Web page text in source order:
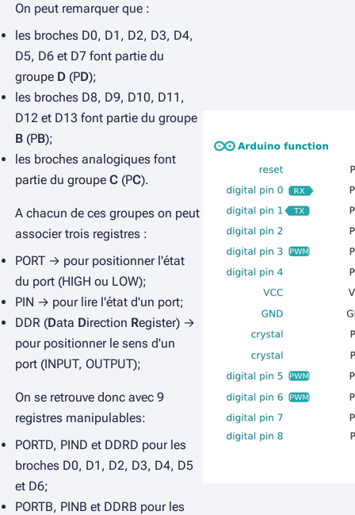
On peut remarquer que :
les broches D0, D1, D2, D3, D4,
D5, D6 et D7 font partie du
groupe D (PD);
les broches D8, D9, D10, D11,
D12 et D13 font partie du groupe
B (PB);
les broches analogiques font
partie du groupe C (PC).
A chacun de ces groupes on peut
associer trois registres :
PORT → pour positionner l'état
du port (HIGH ou LOW);
PIN → pour lire l'état d'un port;
DDR (Data Direction Register) →
pour positionner le sens d'un
port (INPUT, OUTPUT);
On se retrouve donc avec 9
registres manipulables:
PORTD, PIND et DDRD pour les
broches D0, D1, D2, D3, D4, D5
et D6;
PORTB, PINB et DDRB pour les